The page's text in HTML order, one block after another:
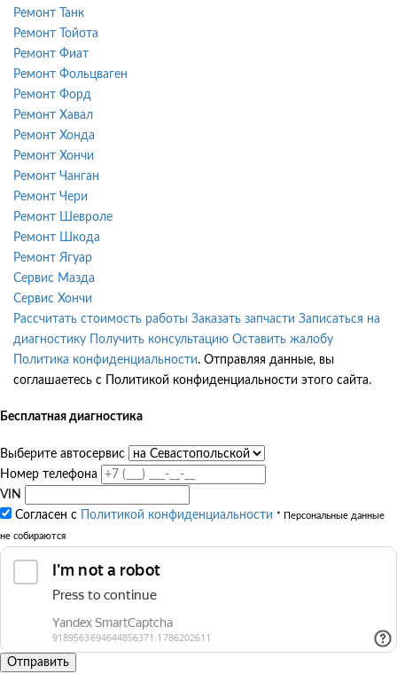
Ремонт Танк
Ремонт Тойота
Ремонт Фиат
Ремонт Фольцваген
Ремонт Форд
Ремонт Хавал
Ремонт Хонда
Ремонт Хончи
Ремонт Чанган
Ремонт Чери
Ремонт Шевроле
Ремонт Шкода
Ремонт Ягуар
Сервис Мазда
Сервис Хончи
Рассчитать стоимость работы Заказать запчасти Записаться на
диагностику
Получить консультацию Оставить жалобу
Политика конфиденциальности. Отправляя данные, вы
соглашаетесь с Политикой конфиденциальности этого сайта.
Бесплатная диагностика
Выберите автосервис
Номер телефона
VIN
Согласен с
Политикой конфиденциальности * Персональные данные
не собираются
Отправить